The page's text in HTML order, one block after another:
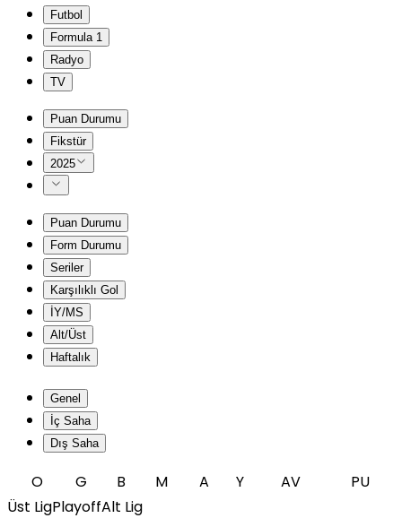
Futbol
Formula 1
Radyo
TV
Puan Durumu
Fikstür
2025
Puan Durumu
Form Durumu
Seriler
Karşılıklı Gol
İY/MS
Alt/Üst
Haftalık
Genel
İç Saha
Dış Saha
O G B M A Y AV
PU
Üst LigPlayoffAlt Lig